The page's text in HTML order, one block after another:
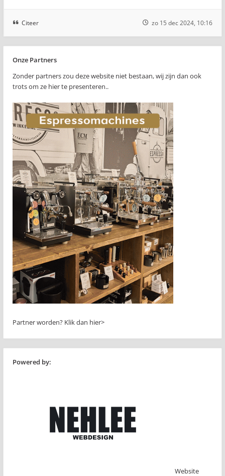
Citeer zo 15 dec 2024, 10:16
Onze Partners
Zonder partners zou deze website niet bestaan, wij zijn dan ook
trots om ze hier te presenteren..
Partner worden? Klik dan hier>
Powered by:
Website